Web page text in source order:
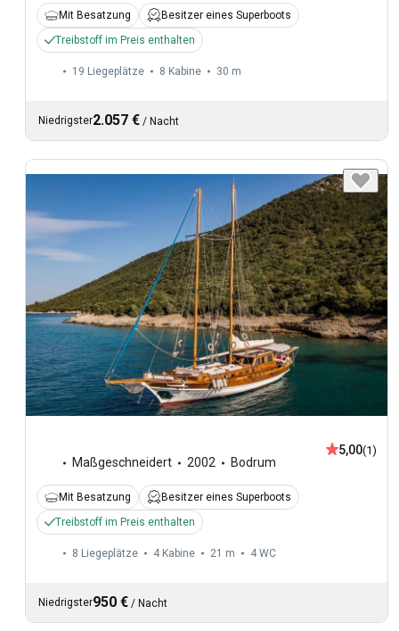
Mit Besatzung
Besitzer eines Superboots
Treibstoff im Preis enthalten
19 Liegeplätze 8 Kabine 30 m
Niedrigster2.057 € / Nacht
Maßgeschneidert 2002 Bodrum
5,00(1)
Mit Besatzung
Besitzer eines Superboots
Treibstoff im Preis enthalten
8 Liegeplätze 4 Kabine 21 m 4 WC
Niedrigster950 € / Nacht